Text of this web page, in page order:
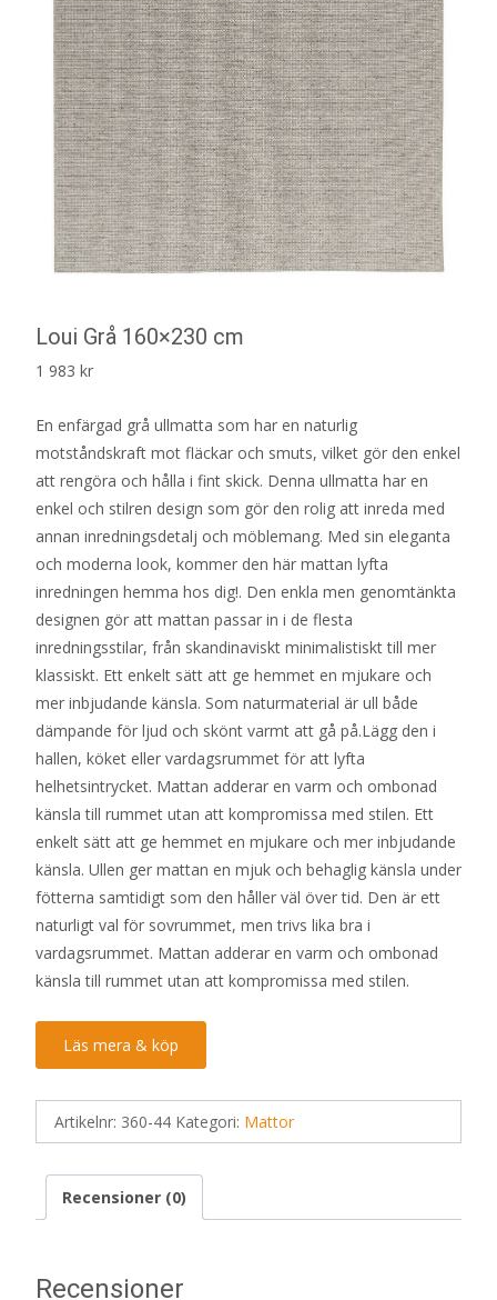
Loui Grå 160×230 cm
1 983 kr
En enfärgad grå ullmatta som har en naturlig
motståndskraft mot fläckar och smuts, vilket gör den enkel
att rengöra och hålla i fint skick. Denna ullmatta har en
enkel och stilren design som gör den rolig att inreda med
annan inredningsdetalj och möblemang. Med sin eleganta
och moderna look, kommer den här mattan lyfta
inredningen hemma hos dig!. Den enkla men genomtänkta
designen gör att mattan passar in i de flesta
inredningsstilar, från skandinaviskt minimalistiskt till mer
klassiskt. Ett enkelt sätt att ge hemmet en mjukare och
mer inbjudande känsla. Som naturmaterial är ull både
dämpande för ljud och skönt varmt att gå på.Lägg den i
hallen, köket eller vardagsrummet för att lyfta
helhetsintrycket. Mattan adderar en varm och ombonad
känsla till rummet utan att kompromissa med stilen. Ett
enkelt sätt att ge hemmet en mjukare och mer inbjudande
känsla. Ullen ger mattan en mjuk och behaglig känsla under
fötterna samtidigt som den håller väl över tid. Den är ett
naturligt val för sovrummet, men trivs lika bra i
vardagsrummet. Mattan adderar en varm och ombonad
känsla till rummet utan att kompromissa med stilen.
Läs mera & köp
Artikelnr: 360-44 Kategori: Mattor
Recensioner (0)
Recensioner